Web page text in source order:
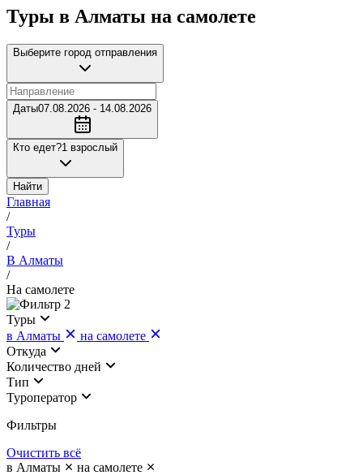
Туры в Алматы на самолете
Выберите город отправления
Даты07.08.2026 - 14.08.2026
Кто едет?1 взрослый
Найти
Главная
/
Туры
/
В Алматы
/
На самолете
2
Туры
в Алматы
на самолете
Откуда
Количество дней
Тип
Туроператор
Фильтры
Очистить всё
в Алматы
на самолете